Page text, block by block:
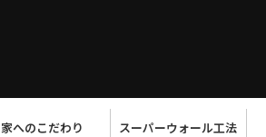
家へのこだわり スーパーウォール工法